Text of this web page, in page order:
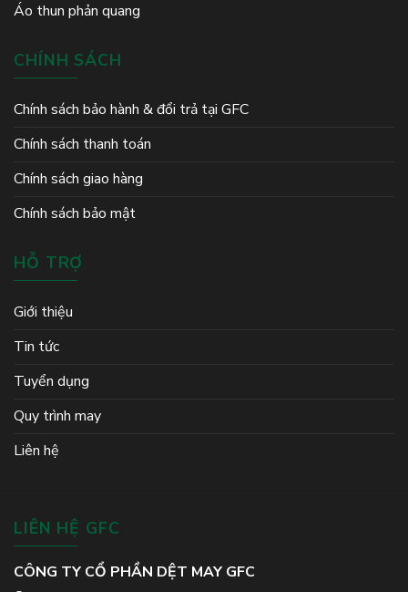
Áo thun phản quang
CHÍNH SÁCH
Chính sách bảo hành & đổi trả tại GFC
Chính sách thanh toán
Chính sách giao hàng
Chính sách bảo mật
HỖ TRỢ
Giới thiệu
Tin tức
Tuyển dụng
Quy trình may
Liên hệ
LIÊN HỆ GFC
CÔNG TY CỔ PHẦN DỆT MAY GFC